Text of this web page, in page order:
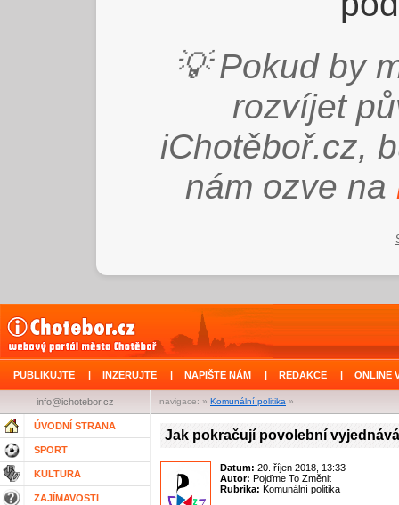
💡 Pokud by
rozvíjet
iChotěboř.cz,
nám ozve na
PUBLIKUJTE | INZERUJTE | NAPIŠTE NÁM | REDAKCE | ONLINE
navigace: » Komunální politika »
info@ichotebor.cz
ÚVODNÍ STRANA
SPORT
KULTURA
ZAJÍMAVOSTI
Jak pokračují povolební
Datum: 20. říjen 2018, 13:33
Autor: Pojďme To Změnit
Rubrika: Komunální politika